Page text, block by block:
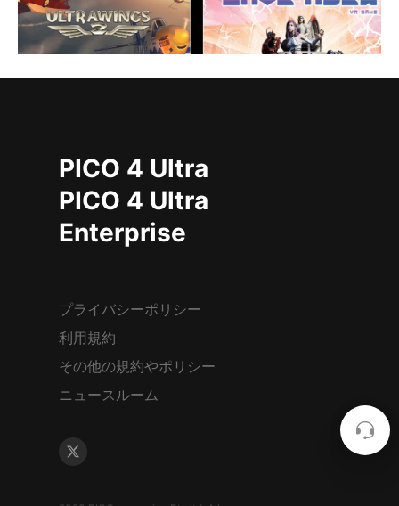
PICO 4 Ultra
PICO 4 Ultra
Enterprise
プライバシーポリシー
利用規約
その他の規約やポリシー
ニュースルーム